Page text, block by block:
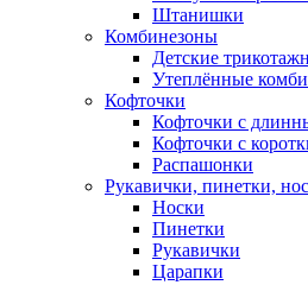
Штанишки
Комбинезоны
Детские
Утеплённые
Кофточки
Кофточки с
Кофточки с
Распашонки
Рукавички, пинетки,
Носки
Пинетки
Рукавички
Царапки